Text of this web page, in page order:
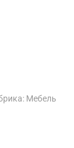
Мебель